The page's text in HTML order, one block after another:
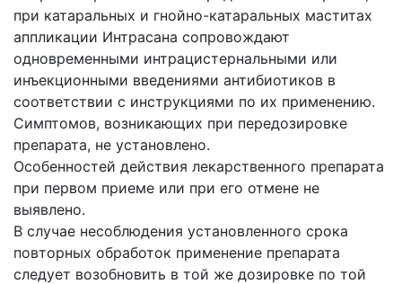
при катаральных и гнойно-катаральных маститах
аппликации Интрасана сопровождают
одновременными интрацистернальными или
инъекционными введениями антибиотиков в
соответствии с инструкциями по их применению.
Симптомов, возникающих при передозировке
препарата, не установлено.
Особенностей действия лекарственного препарата
при первом приеме или при его отмене не
выявлено.
В случае несоблюдения установленного срока
повторных обработок применение препарата
следует возобновить в той же дозировке по той